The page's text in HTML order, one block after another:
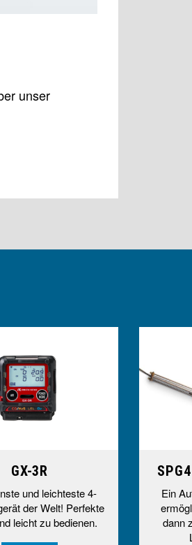
unser
GX-3R
und leichteste 4-
der Welt! Perfekte
leicht zu bedienen.
Ein
dann